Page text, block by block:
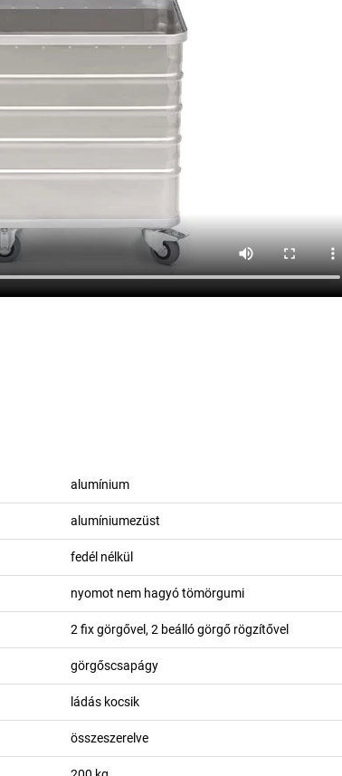
alumínium
alumíniumezüst
fedél nélkül
nyomot nem hagyó tömörgumi
2 fix görgővel, 2 beálló görgő rögzítővel
görgőscsapágy
ládás kocsik
összeszerelve